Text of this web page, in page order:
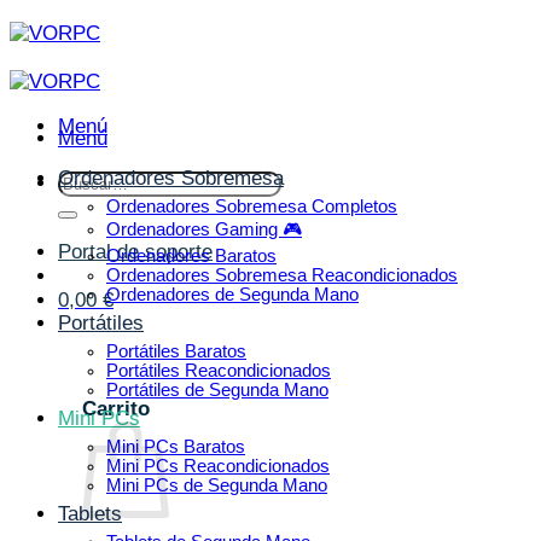
Saltar
al
contenido
Menú
Buscar
por:
Portal de soporte
0,00 €
Carrito
Menú
Ordenadores Sobremesa
Ordenadores Sobremesa Completos
Ordenadores Gaming 🎮
Ordenadores Baratos
Ordenadores Sobremesa Reacondicionados
Ordenadores de Segunda Mano
Portátiles
Portátiles Baratos
Portátiles Reacondicionados
Portátiles de Segunda Mano
Mini PCs
Mini PCs Baratos
Mini PCs Reacondicionados
Mini PCs de Segunda Mano
Tablets